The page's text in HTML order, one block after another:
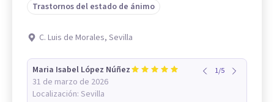
Trastornos del estado de ánimo
C. Luis de Morales, Sevilla
Maria Isabel López Núñez
31 de marzo de 2026
Localización: Sevilla
1/5